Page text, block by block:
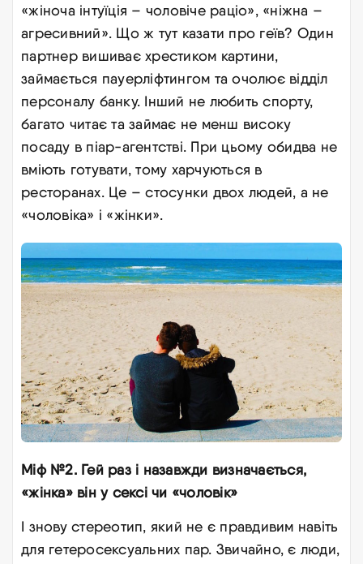
«жіноча інтуїція – чоловіче раціо», «ніжна –
агресивний». Що ж тут казати про геїв? Один
партнер вишиває хрестиком картини,
займається пауерліфтингом та очолює відділ
персоналу банку. Інший не любить спорту,
багато читає та займає не менш високу
посаду в піар-агентстві. При цьому обидва не
вміють готувати, тому харчуються в
ресторанах. Це – стосунки двох людей, а не
«чоловіка» і «жінки».
Міф №2. Гей раз і назавжди визначається,
«жінка» він у сексі чи «чоловік»
І знову стереотип, який не є правдивим навіть
для гетеросексуальних пар. Звичайно, є люди,